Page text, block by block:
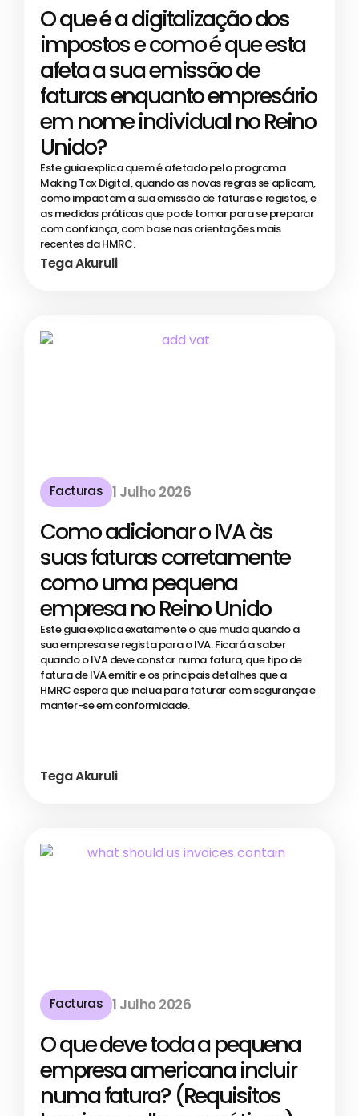
O que é a digitalização dos
impostos e como é que esta
afeta a sua emissão de
faturas enquanto empresário
em nome individual no Reino
Unido?
Este guia explica quem é afetado pelo programa
Making Tax Digital, quando as novas regras se aplicam,
como impactam a sua emissão de faturas e registos, e
as medidas práticas que pode tomar para se preparar
com confiança, com base nas orientações mais
recentes da HMRC.
Tega Akuruli
Facturas 1 Julho 2026
Como adicionar o IVA às
suas faturas corretamente
como uma pequena
empresa no Reino Unido
Este guia explica exatamente o que muda quando a
sua empresa se regista para o IVA. Ficará a saber
quando o IVA deve constar numa fatura, que tipo de
fatura de IVA emitir e os principais detalhes que a
HMRC espera que inclua para faturar com segurança e
manter-se em conformidade.
Tega Akuruli
Facturas 1 Julho 2026
O que deve toda a pequena
empresa americana incluir
numa fatura? (Requisitos